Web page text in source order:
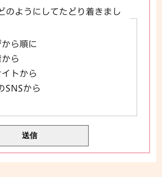
のようにしてたどり着きまし
から順に
ら
トから
SNSから